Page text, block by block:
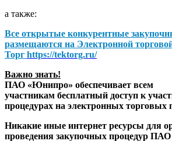
а также:
Все открытые конкурентные
размещаются на Электронной
Торг https://tektorg.ru/
Важно знать!
ПАО «Юнипро» обеспечивает всем
участникам бесплатный доступ к
процедурах на электронных торговых
Никакие иные интернет ресурсы для
проведения закупочных процедур